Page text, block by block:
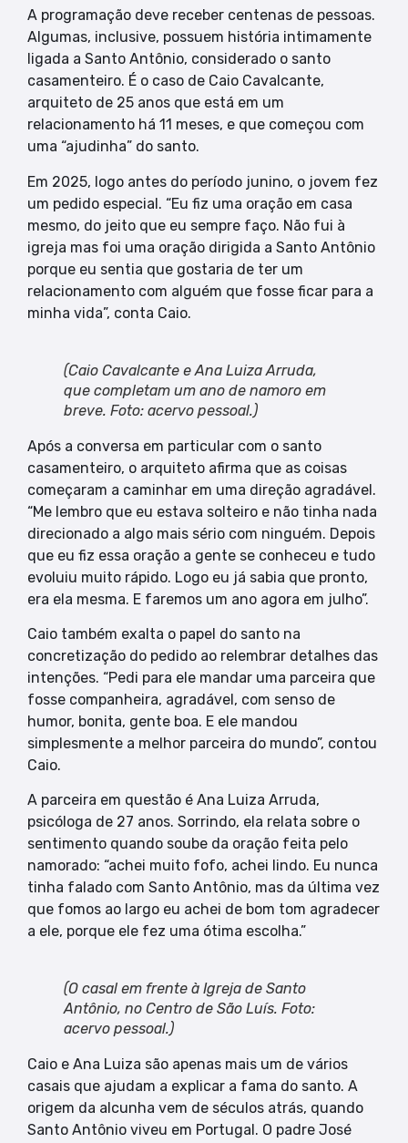
A programação deve receber centenas de pessoas.
Algumas, inclusive, possuem história intimamente
ligada a Santo Antônio, considerado o santo
casamenteiro. É o caso de Caio Cavalcante,
arquiteto de 25 anos que está em um
relacionamento há 11 meses, e que começou com
uma “ajudinha” do santo.
Em 2025, logo antes do período junino, o jovem fez
um pedido especial. “Eu fiz uma oração em casa
mesmo, do jeito que eu sempre faço. Não fui à
igreja mas foi uma oração dirigida a Santo Antônio
porque eu sentia que gostaria de ter um
relacionamento com alguém que fosse ficar para a
minha vida”, conta Caio.
(Caio Cavalcante e Ana Luiza Arruda,
que completam um ano de namoro em
breve. Foto: acervo pessoal.)
Após a conversa em particular com o santo
casamenteiro, o arquiteto afirma que as coisas
começaram a caminhar em uma direção agradável.
“Me lembro que eu estava solteiro e não tinha nada
direcionado a algo mais sério com ninguém. Depois
que eu fiz essa oração a gente se conheceu e tudo
evoluiu muito rápido. Logo eu já sabia que pronto,
era ela mesma. E faremos um ano agora em julho”.
Caio também exalta o papel do santo na
concretização do pedido ao relembrar detalhes das
intenções. “Pedi para ele mandar uma parceira que
fosse companheira, agradável, com senso de
humor, bonita, gente boa. E ele mandou
simplesmente a melhor parceira do mundo”, contou
Caio.
A parceira em questão é Ana Luiza Arruda,
psicóloga de 27 anos. Sorrindo, ela relata sobre o
sentimento quando soube da oração feita pelo
namorado: “achei muito fofo, achei lindo. Eu nunca
tinha falado com Santo Antônio, mas da última vez
que fomos ao largo eu achei de bom tom agradecer
a ele, porque ele fez uma ótima escolha.”
(O casal em frente à Igreja de Santo
Antônio, no Centro de São Luís. Foto:
acervo pessoal.)
Caio e Ana Luiza são apenas mais um de vários
casais que ajudam a explicar a fama do santo. A
origem da alcunha vem de séculos atrás, quando
Santo Antônio viveu em Portugal. O padre José